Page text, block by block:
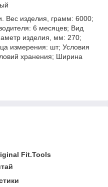
Вес изделия, грамм: 6000;
6 месяцев; Вид
изделия, мм: 270;
измерения: шт; Условия
хранения; Ширина
Fit.Tools